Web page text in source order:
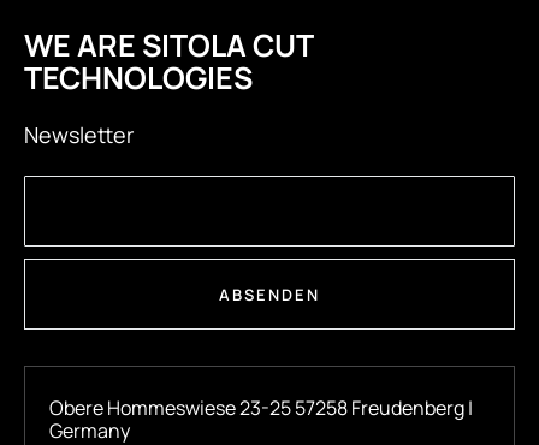
WE ARE SITOLA CUT
TECHNOLOGIES
Newsletter
ABSENDEN
Obere Hommeswiese 23-25 57258 Freudenberg |
Germany